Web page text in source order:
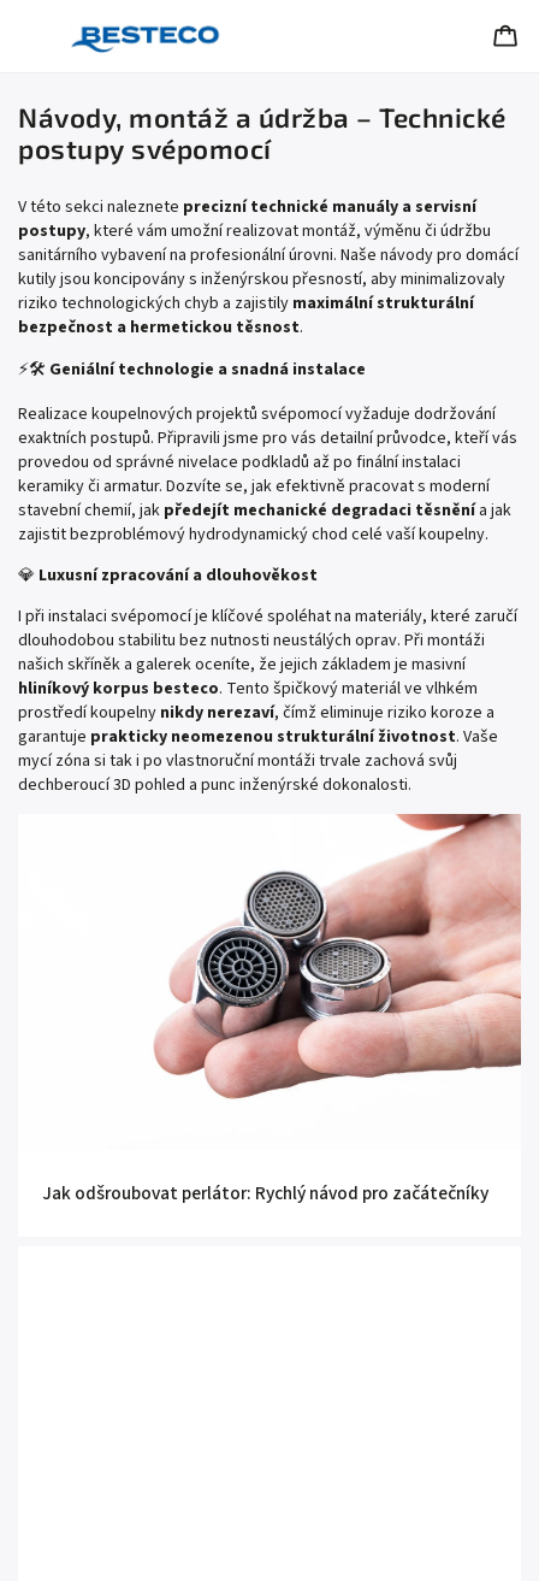
Návody, montáž a údržba – Technické
postupy svépomocí
V této sekci naleznete precizní technické manuály a servisní
postupy, které vám umožní realizovat montáž, výměnu či údržbu
sanitárního vybavení na profesionální úrovni. Naše návody pro domácí
kutily jsou koncipovány s inženýrskou přesností, aby minimalizovaly
riziko technologických chyb a zajistily maximální strukturální
bezpečnost a hermetickou těsnost.
⚡🛠️ Geniální technologie a snadná instalace
Realizace koupelnových projektů svépomocí vyžaduje dodržování
exaktních postupů. Připravili jsme pro vás detailní průvodce, kteří vás
provedou od správné nivelace podkladů až po finální instalaci
keramiky či armatur. Dozvíte se, jak efektivně pracovat s moderní
stavební chemií, jak předejít mechanické degradaci těsněnía jak
zajistit bezproblémový hydrodynamický chod celé vaší koupelny.
💎 Luxusní zpracování a dlouhověkost
I při instalaci svépomocí je klíčové spoléhat na materiály, které zaručí
dlouhodobou stabilitu bez nutnosti neustálých oprav. Při montáži
našich skříněk a galerek oceníte, že jejich základem je masivní
hliníkový korpus besteco. Tento špičkový materiál ve vlhkém
prostředí koupelny nikdy nerezaví, čímž eliminuje riziko koroze a
garantuje prakticky neomezenou strukturální životnost. Vaše
mycí zóna si tak i po vlastnoruční montáži trvale zachová svůj
dechberoucí 3D pohled a punc inženýrské dokonalosti.
Jak odšroubovat perlátor: Rychlý návod pro začátečníky